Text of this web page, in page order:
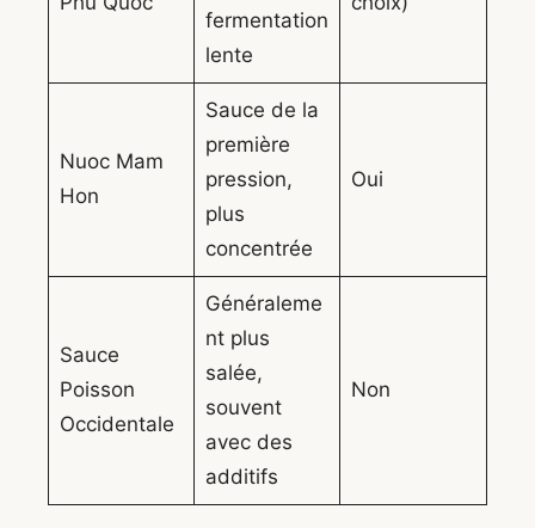
fermentation
lente
Nuoc Mam
Hon
Sauce de la
première
pression,
plus
concentrée
Oui
Sauce
Poisson
Occidentale
Généraleme
nt plus
salée,
souvent
avec des
additifs
Non